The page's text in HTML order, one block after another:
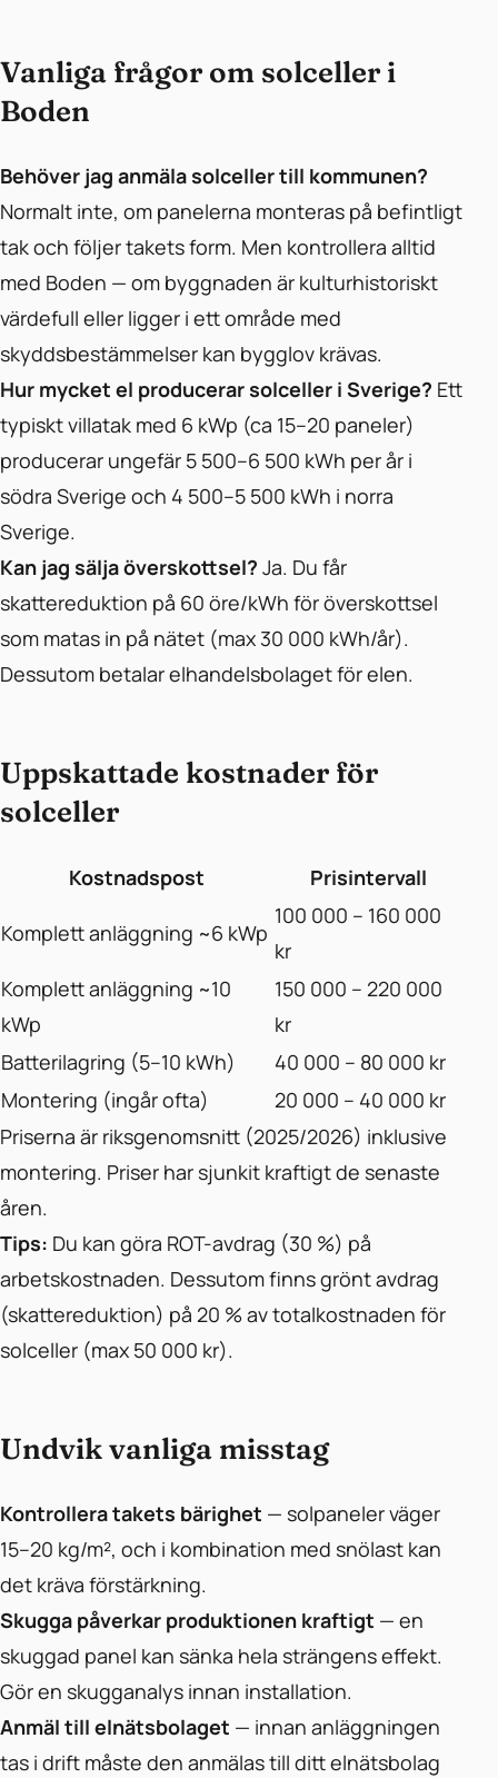
Vanliga frågor om solceller i
Boden
Behöver jag anmäla solceller till kommunen?
Normalt inte, om panelerna monteras på befintligt
tak och följer takets form. Men kontrollera alltid
med Boden — om byggnaden är kulturhistoriskt
värdefull eller ligger i ett område med
skyddsbestämmelser kan bygglov krävas.
Hur mycket el producerar solceller i Sverige? Ett
typiskt villatak med 6 kWp (ca 15–20 paneler)
producerar ungefär 5 500–6 500 kWh per år i
södra Sverige och 4 500–5 500 kWh i norra
Sverige.
Kan jag sälja överskottsel? Ja. Du får
skattereduktion på 60 öre/kWh för överskottsel
som matas in på nätet (max 30 000 kWh/år).
Dessutom betalar elhandelsbolaget för elen.
Uppskattade kostnader för
solceller
Kostnadspost Prisintervall
Komplett anläggning ~6 kWp
100 000 – 160 000
kr
Komplett anläggning ~10
kWp
150 000 – 220 000
kr
Batterilagring (5–10 kWh)
40 000 – 80 000 kr
Montering (ingår ofta)
20 000 – 40 000 kr
Priserna är riksgenomsnitt (2025/2026) inklusive
montering. Priser har sjunkit kraftigt de senaste
åren.
Tips: Du kan göra ROT-avdrag (30 %) på
arbetskostnaden. Dessutom finns grönt avdrag
(skattereduktion) på 20 % av totalkostnaden för
solceller (max 50 000 kr).
Undvik vanliga misstag
Kontrollera takets bärighet — solpaneler väger
15–20 kg/m², och i kombination med snölast kan
det kräva förstärkning.
Skugga påverkar produktionen kraftigt — en
skuggad panel kan sänka hela strängens effekt.
Gör en skugganalys innan installation.
Anmäl till elnätsbolaget — innan anläggningen
tas i drift måste den anmälas till ditt elnätsbolag